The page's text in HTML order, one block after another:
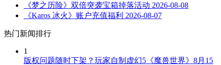
《梦之历险》双倍突袭宝箱掉落活动 2026-08-08
《Karos 冰火》账户充值福利 2026-08-07
热门新闻排行
1
版权问题随时下架？玩家自制虚幻5《魔兽世界》8月15